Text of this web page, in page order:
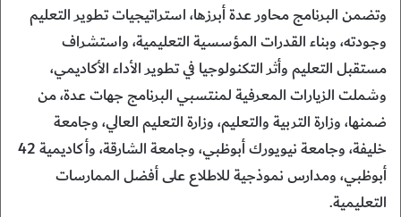
وتضمن البرنامج محاور عدة أبرزها، استراتيجيات تطوير التعليم
وجودته، وبناء القدرات المؤسسية التعليمية، واستشراف
مستقبل التعليم وأثر التكنولوجيا في تطوير الأداء الأكاديمي،
وشملت الزيارات المعرفية لمنتسبي البرنامج جهات عدة، من
ضمنها، وزارة التربية والتعليم، وزارة التعليم العالي، وجامعة
خليفة، وجامعة نيويورك أبوظبي، وجامعة الشارقة، وأكاديمية 42
أبوظبي، ومدارس نموذجية للاطلاع على أفضل الممارسات
التعليمية.